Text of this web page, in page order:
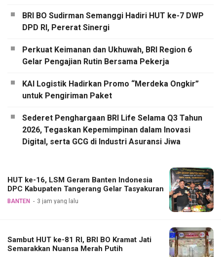
mudah, aman, nyaman,
serta…
BRI BO Sudirman Semanggi Hadiri HUT ke-7 DWP
DPD RI, Pererat Sinergi
Perkuat Keimanan dan Ukhuwah, BRI Region 6
Gelar Pengajian Rutin Bersama Pekerja
KAI Logistik Hadirkan Promo “Merdeka Ongkir”
untuk Pengiriman Paket
Sederet Penghargaan BRI Life Selama Q3 Tahun
2026, Tegaskan Kepemimpinan dalam Inovasi
Digital, serta GCG di Industri Asuransi Jiwa
HUT ke-16, LSM Geram Banten Indonesia
DPC Kabupaten Tangerang Gelar Tasyakuran
BANTEN 3 jam yang lalu
Sambut HUT ke-81 RI, BRI BO Kramat Jati
Semarakkan Nuansa Merah Putih